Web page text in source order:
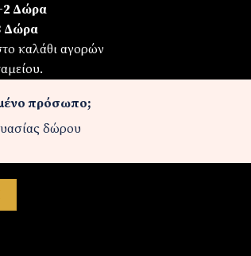
Δώρα
Δώρα
καλάθι αγορών
πρόσωπο;
δώρου